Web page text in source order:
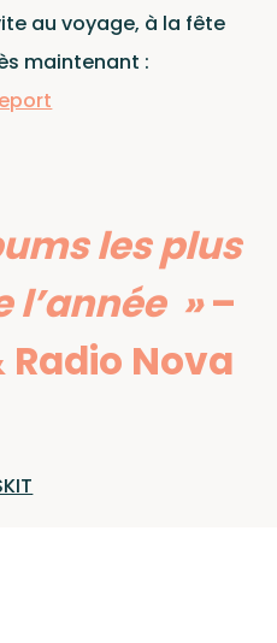
au voyage, à la fête
maintenant :
les plus
l’année »–
Nova